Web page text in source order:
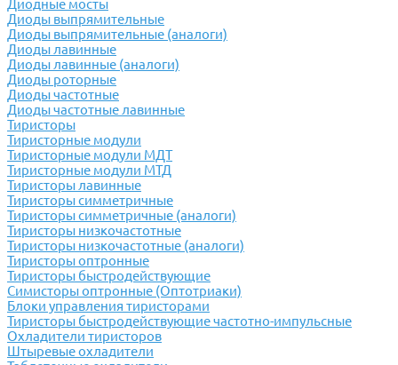
Диодные мосты
Диоды выпрямительные
Диоды выпрямительные (аналоги)
Диоды лавинные
Диоды лавинные (аналоги)
Диоды роторные
Диоды частотные
Диоды частотные лавинные
Тиристоры
Тиристорные модули
Тиристорные модули МДТ
Тиристорные модули МТД
Тиристоры лавинные
Тиристоры симметричные
Тиристоры симметричные (аналоги)
Тиристоры низкочастотные
Тиристоры низкочастотные (аналоги)
Тиристоры оптронные
Тиристоры быстродействующие
Симисторы оптронные (Оптотриаки)
Блоки управления тиристорами
Тиристоры быстродействующие частотно-импульсные
Охладители тиристоров
Штыревые охладители